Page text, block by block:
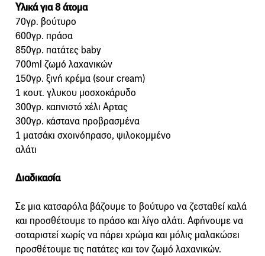
Υλικά για 8 άτομα
70γρ. βούτυρο
600γρ. πράσα
850γρ. πατάτες baby
700ml ζωμό λαχανικών
150γρ. ξινή κρέμα (sour cream)
1 κουτ. γλυκου μοσχοκάρυδο
300γρ. καπνιστό χέλι Αρτας
300γρ. κάστανα προβρασμένα
1 ματσάκι σχοινόπρασο, ψιλοκομμένο
αλάτι
Διαδικασία
Σε μια κατσαρόλα βάζουμε το βούτυρο να ζεσταθεί καλά
και προσθέτουμε το πράσο και λίγο αλάτι. Αφήνουμε να
σοταριστεί χωρίς να πάρει χρώμα και μόλις μαλακώσει
προσθέτουμε τις πατάτες και τον ζωμό λαχανικών.